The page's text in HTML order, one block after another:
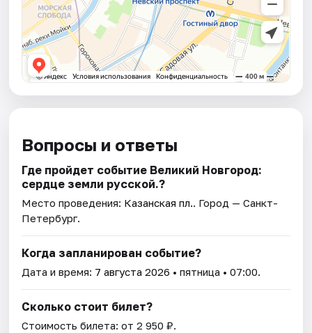
Вопросы и ответы
Где пройдет событие Великий Новгород:
сердце земли русской.?
Место проведения: Казанская пл.. Город — Санкт-
Петербург.
Когда запланирован событие?
Дата и время: 7 августа 2026 • пятница • 07:00.
Сколько стоит билет?
Стоимость билета: от 2 950 ₽.